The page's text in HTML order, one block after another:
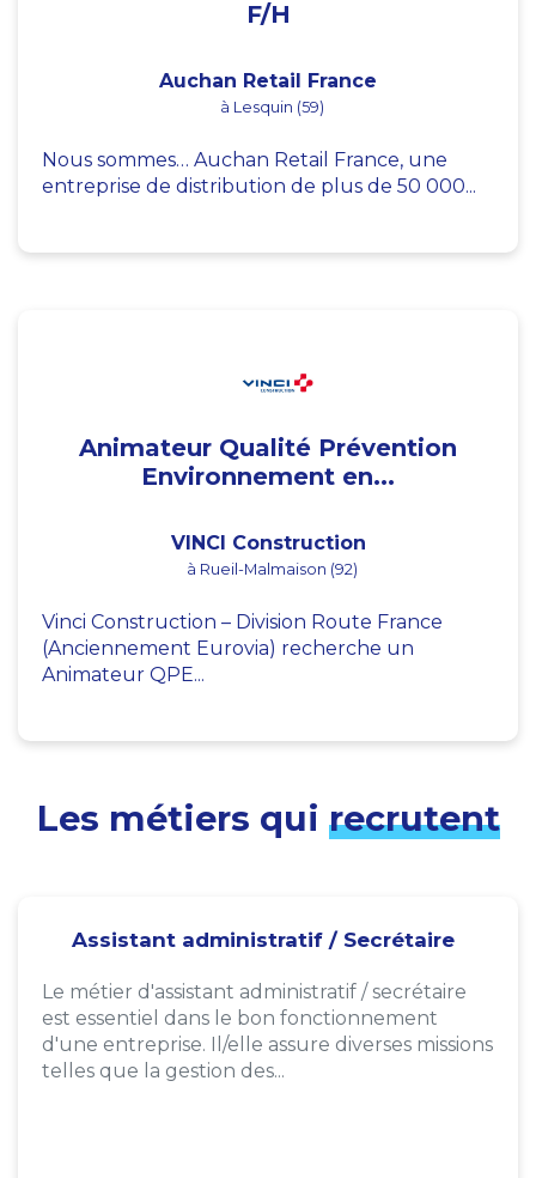
F/H
Auchan Retail France
à Lesquin (59)
Nous sommes… Auchan Retail France, une
entreprise de distribution de plus de 50 000...
Animateur Qualité Prévention
Environnement en...
VINCI Construction
à Rueil-Malmaison (92)
Vinci Construction – Division Route France
(Anciennement Eurovia) recherche un
Animateur QPE...
Les métiers qui recrutent
Assistant administratif / Secrétaire
Le métier d'assistant administratif / secrétaire
est essentiel dans le bon fonctionnement
d'une entreprise. Il/elle assure diverses missions
telles que la gestion des...